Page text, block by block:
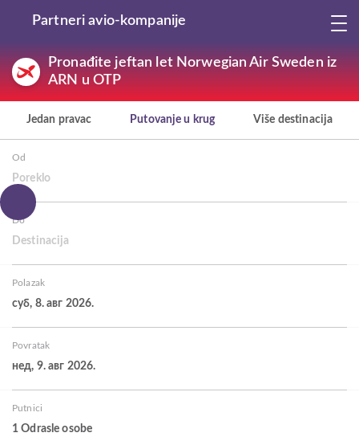
Partneri avio-kompanije
Pronađite jeftan let Norwegian Air Sweden iz
ARN u OTP
Jedan pravac Putovanje u krug Više destinacija
Od
Poreklo
Do
Destinacija
Polazak
суб, 8. авг 2026.
Povratak
нед, 9. авг 2026.
Putnici
1 Odrasle osobe